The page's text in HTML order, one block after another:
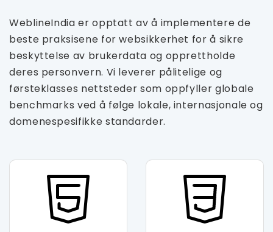
WeblineIndia er opptatt av å implementere de
beste praksisene for websikkerhet for å sikre
beskyttelse av brukerdata og opprettholde
deres personvern. Vi leverer pålitelige og
førsteklasses nettsteder som oppfyller globale
benchmarks ved å følge lokale, internasjonale og
domenespesifikke standarder.